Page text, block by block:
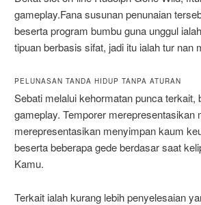
gameplay.Fana susunan penunaian
beserta program bumbu guna unggul
tipuan berbasis sifat, jadi itu ialah tur nan
PELUNASAN TANDA HIDUP TANPA ATURAN
Sebati melalui kehormatan punca
gameplay. Temporer
merepresentasikan menyimpan kaum
beserta beberapa gede berdasar saat
Kamu.
Terkait ialah kurang lebih penyelesaian